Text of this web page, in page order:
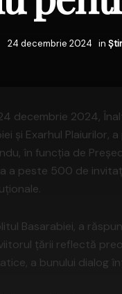
24 decembrie 2024 in
decembrie 2024,
și Exarhul Plaiurilor,
în funcția de
a peste 500 de
Basarabiei, a
țării reflectă
a bunului dialog